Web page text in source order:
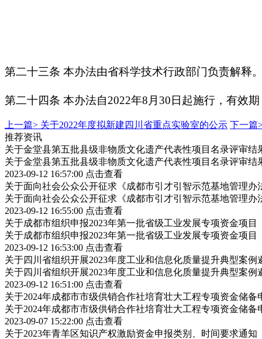
第二十三条 本办法由省科学技术行政部门负责解释
第二十四条 本办法自2022年8月30日起施行，有效
上一篇> 关于2022年度拟新建四川省重点实验室的公示 下一篇
推荐资讯
关于金堂县第五批县级非物质文化遗产代表性项目名录评审结
关于金堂县第五批县级非物质文化遗产代表性项目名录评审结
2023-09-12 16:57:00 点击查看
关于面向社会公众公开征求《成都市引才引智示范基地管理办
关于面向社会公众公开征求《成都市引才引智示范基地管理办
2023-09-12 16:55:00 点击查看
关于成都市组织申报2023年第一批省级工业发展专项资金项
关于成都市组织申报2023年第一批省级工业发展专项资金项
2023-09-12 16:53:00 点击查看
关于四川省组织开展2023年度工业和信息化质量提升典型案例
关于四川省组织开展2023年度工业和信息化质量提升典型案例
2023-09-12 16:51:00 点击查看
关于2024年成都市市级供销合作社培育壮大工程专项资金储
关于2024年成都市市级供销合作社培育壮大工程专项资金储
2023-09-07 15:22:00 点击查看
关于2023年青羊区知识产权激励资金申报类别、时间要求通知